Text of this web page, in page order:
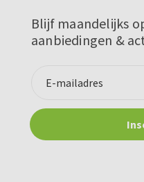
Blijf maandelijks
aanbiedingen &